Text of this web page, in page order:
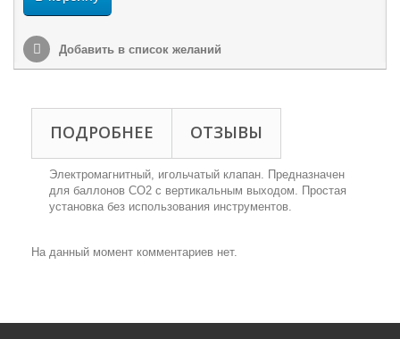
Добавить в список желаний
ПОДРОБНЕЕ ОТЗЫВЫ
Электромагнитный, игольчатый клапан. Предназначен
для баллонов СО2 с вертикальным выходом. Простая
установка без использования инструментов.
На данный момент комментариев нет.